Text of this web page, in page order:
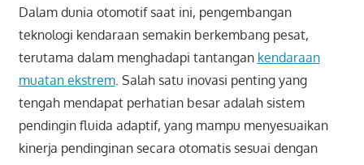
Dalam dunia otomotif saat ini, pengembangan
teknologi kendaraan semakin berkembang pesat,
terutama dalam menghadapi tantangan kendaraan
muatan ekstrem. Salah satu inovasi penting yang
tengah mendapat perhatian besar adalah sistem
pendingin fluida adaptif, yang mampu menyesuaikan
kinerja pendinginan secara otomatis sesuai dengan